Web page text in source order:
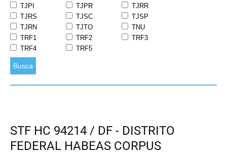
TJPI
TJPR
TJRR
TJRS
TJSC
TJSP
TJRN
TJTO
TNU
TRF1
TRF2
TRF3
TRF4
TRF5
Busca
STF HC 94214 / DF - DISTRITO
FEDERAL HABEAS CORPUS